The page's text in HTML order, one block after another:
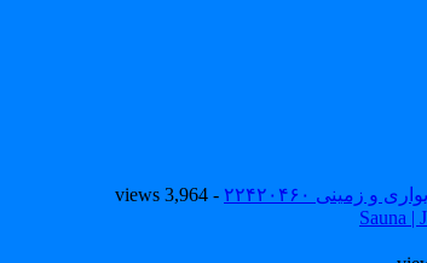
۲۲۴۲۰۴۶۰
- 3,964 views